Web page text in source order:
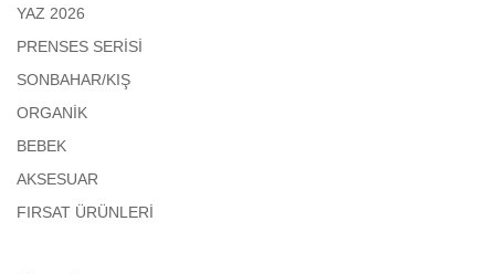
YAZ 2026
PRENSES SERİSİ
SONBAHAR/KIŞ
ORGANİK
BEBEK
AKSESUAR
FIRSAT ÜRÜNLERİ